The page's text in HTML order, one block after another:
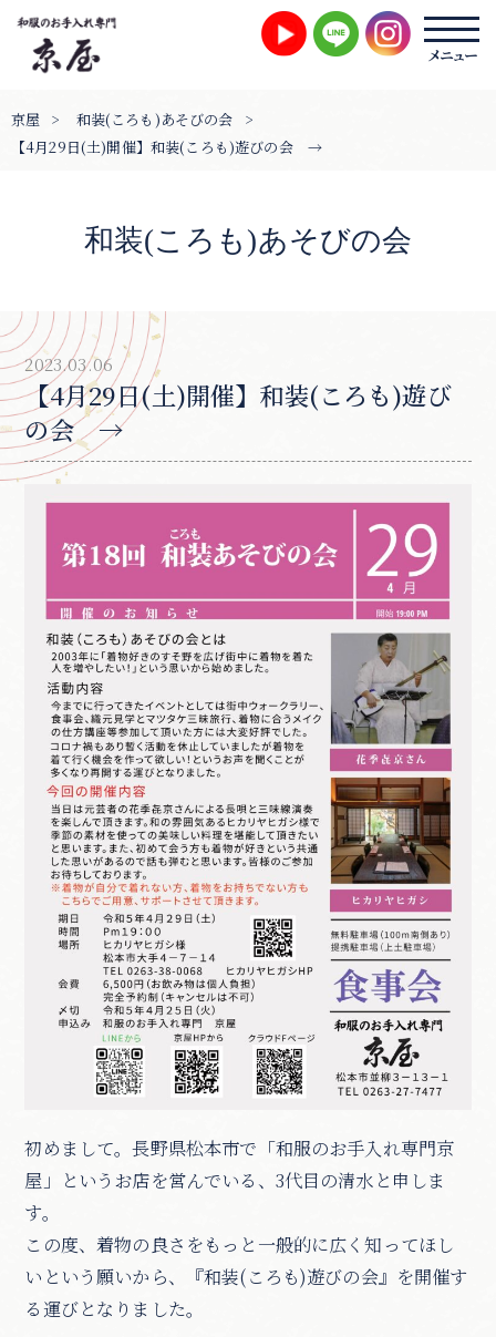
京屋 > 和装(ころも)あそびの会
>
【4月29日(土)開催】和装(ころも)遊びの会 →
和装(ころも)あそびの会
2023.03.06
【4月29日(土)開催】和装(ころも)遊び
の会 →
初めまして。長野県松本市で「和服のお手入れ専門京
屋」というお店を営んでいる、3代目の清水と申しま
す。
この度、着物の良さをもっと一般的に広く知ってほし
いという願いから、『和装(ころも)遊びの会』を開催す
る運びとなりました。